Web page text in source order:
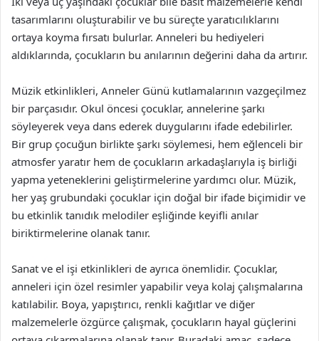
tasarımlarını oluşturabilir ve bu süreçte yaratıcılıklarını
ortaya koyma fırsatı bulurlar. Anneleri bu hediyeleri
aldıklarında, çocukların bu anılarının değerini daha da artırır.
Müzik etkinlikleri, Anneler Günü kutlamalarının vazgeçilmez
bir parçasıdır. Okul öncesi çocuklar, annelerine şarkı
söyleyerek veya dans ederek duygularını ifade edebilirler.
Bir grup çocuğun birlikte şarkı söylemesi, hem eğlenceli bir
atmosfer yaratır hem de çocukların arkadaşlarıyla iş birliği
yapma yeteneklerini geliştirmelerine yardımcı olur. Müzik,
her yaş grubundaki çocuklar için doğal bir ifade biçimidir ve
bu etkinlik tanıdık melodiler eşliğinde keyifli anılar
biriktirmelerine olanak tanır.
Sanat ve el işi etkinlikleri de ayrıca önemlidir. Çocuklar,
anneleri için özel resimler yapabilir veya kolaj çalışmalarına
katılabilir. Boya, yapıştırıcı, renkli kağıtlar ve diğer
malzemelerle özgürce çalışmak, çocukların hayal güçlerini